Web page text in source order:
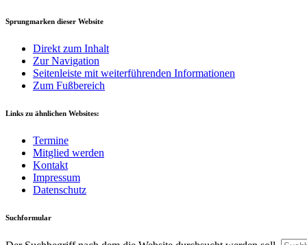
Sprungmarken dieser Website
Direkt zum Inhalt
Zur Navigation
Seitenleiste mit weiterführenden Informationen
Zum Fußbereich
Links zu ähnlichen Websites:
Termine
Mitglied werden
Kontakt
Impressum
Datenschutz
Suchformular